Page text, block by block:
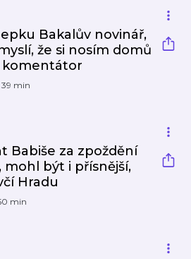
Bakalův novinář,
že si nosím domů
komentátor
39 min
Babiše za zpoždění
mohl být i přísnější,
Hradu
min